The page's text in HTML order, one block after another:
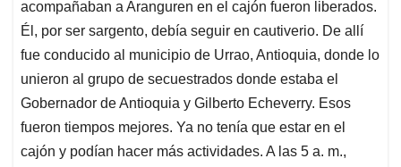
acompañaban a Aranguren en el cajón fueron liberados.
Él, por ser sargento, debía seguir en cautiverio. De allí
fue conducido al municipio de Urrao, Antioquia, donde lo
unieron al grupo de secuestrados donde estaba el
Gobernador de Antioquia y Gilberto Echeverry. Esos
fueron tiempos mejores. Ya no tenía que estar en el
cajón y podían hacer más actividades. A las 5 a. m.,